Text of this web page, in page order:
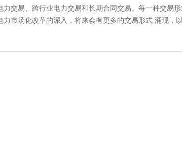
易、跨行业电力交易和长期合同交易。每一种交易
市场化改革的深入，将来会有更多的交易形式 涌现，